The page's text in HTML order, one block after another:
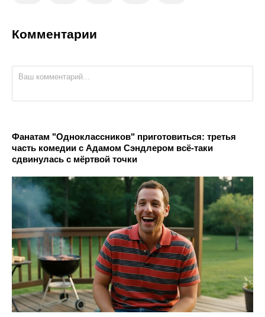
Комментарии
Фанатам "Одноклассников" приготовиться: третья
часть комедии с Адамом Сэндлером всё-таки
сдвинулась с мёртвой точки